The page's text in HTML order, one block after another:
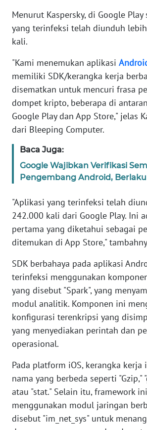
Menurut Kaspersky, di Google
yang terinfeksi telah diunduh
kali.
"Kami menemukan aplikasi
memiliki SDK/kerangka kerja
disematkan untuk mencuri frasa
dompet kripto, beberapa di
Google Play dan App Store," jelas
dari Bleeping Computer.
Baca Juga:
Google Wajibkan Verifikasi
Pengembang Android,
"Aplikasi yang terinfeksi telah
242.000 kali dari Google Play. Ini
pertama yang diketahui sebagai
ditemukan di App Store,"
SDK berbahaya pada aplikasi
terinfeksi menggunakan
yang disebut "Spark", yang
modul analitik. Komponen ini
konfigurasi terenkripsi yang
yang menyediakan perintah dan
operasional.
Pada platform iOS, kerangka
nama yang berbeda seperti "Gzip,"
atau "stat." Selain itu, framework
menggunakan modul jaringan
disebut "im_net_sys" untuk
KARIR
DISCLAIMER
Wahana
Regional
WN
SUMUT
JAKARTA
WN
WN
BANTEN
NTT
WN
KEPRI
PAPUA
WN
PAPUA
BARAT
WN
RIAU